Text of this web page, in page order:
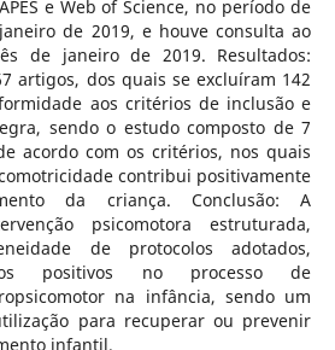
e Web of Science, no período de
de 2019, e houve consulta ao
de janeiro de 2019. Resultados:
artigos, dos quais se excluíram 142
aos critérios de inclusão e
sendo o estudo composto de 7
acordo com os critérios, nos quais
contribui positivamente
da criança. Conclusão: A
psicomotora estruturada,
de protocolos adotados,
positivos no processo de
na infância, sendo um
para recuperar ou prevenir
infantil.